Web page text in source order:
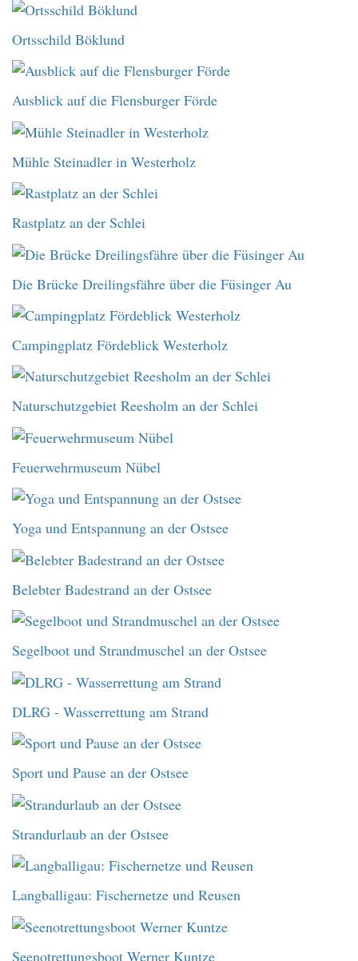
Ortsschild Böklund
Ausblick auf die Flensburger Förde
Mühle Steinadler in Westerholz
Rastplatz an der Schlei
Die Brücke Dreilingsfähre über die Füsinger Au
Campingplatz Fördeblick Westerholz
Naturschutzgebiet Reesholm an der Schlei
Feuerwehrmuseum Nübel
Yoga und Entspannung an der Ostsee
Belebter Badestrand an der Ostsee
Segelboot und Strandmuschel an der Ostsee
DLRG - Wasserrettung am Strand
Sport und Pause an der Ostsee
Strandurlaub an der Ostsee
Langballigau: Fischernetze und Reusen
Seenotrettungsboot Werner Kuntze